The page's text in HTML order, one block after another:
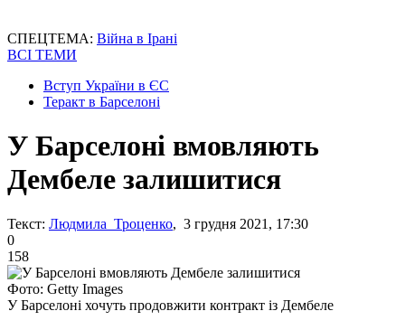
СПЕЦТЕМА: Війна в Ірані
ВСІ ТЕМИ
Вступ України в ЄС
Теракт в Барселоні
У Барселоні вмовляють
Дембеле залишитися
Текст: Людмила Троценко, 3 грудня 2021, 17:30
0
158
Фото: Getty Images
У Барселоні хочуть продовжити контракт із Дембеле